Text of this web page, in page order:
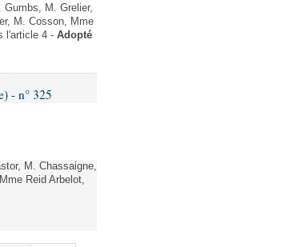
M. Grelier,
M. Cosson, Mme
l'article 4 - Adopté
- n° 325
M. Chassaigne,
Reid Arbelot,